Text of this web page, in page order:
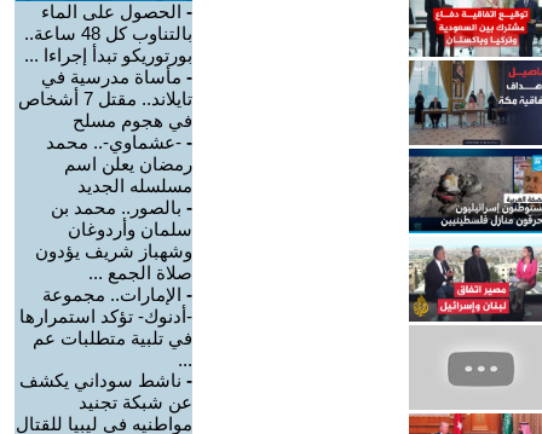
- الحصول على الماء
بالتناوب كل 48 ساعة..
بورتوريكو تبدأ إجراءا ...
- مأساة مدرسية في
تايلاند.. مقتل 7 أشخاص
في هجوم مسلح
- -عشماوي-.. محمد
رمضان يعلن اسم
مسلسله الجديد
- بالصور.. محمد بن
سلمان وأردوغان
وشهباز شريف يؤدون
صلاة الجمع ...
- الإمارات.. مجموعة
-أدنوك- تؤكد استمرارها
في تلبية متطلبات عم
...
- ناشط سوداني يكشف
عن شبكة تجنيد
مواطنيه في ليبيا للقتال